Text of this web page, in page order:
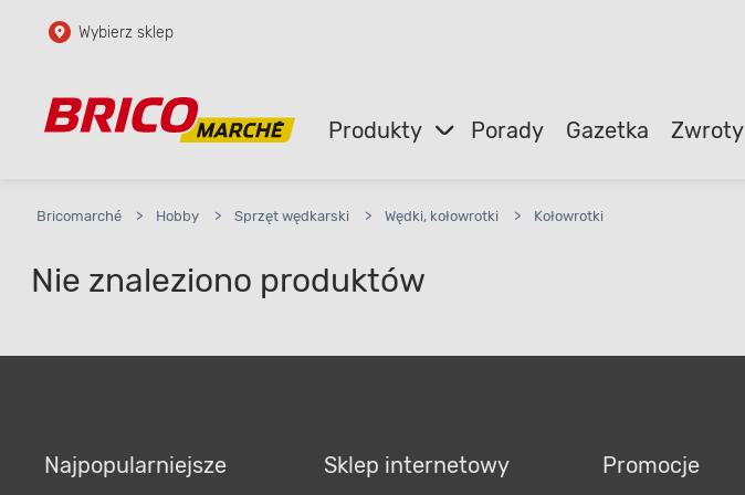
Przejdź do głównej zawartości
Przejdź do wyszukiwarki
Wybierz sklep
Produkty Porady Gazetka Zwroty
Bricomarché > Hobby > Sprzęt wędkarski > Wędki, kołowrotki > Kołowrotki
Nie znaleziono produktów
Najpopularniejsze Sklep internetowy Promocje